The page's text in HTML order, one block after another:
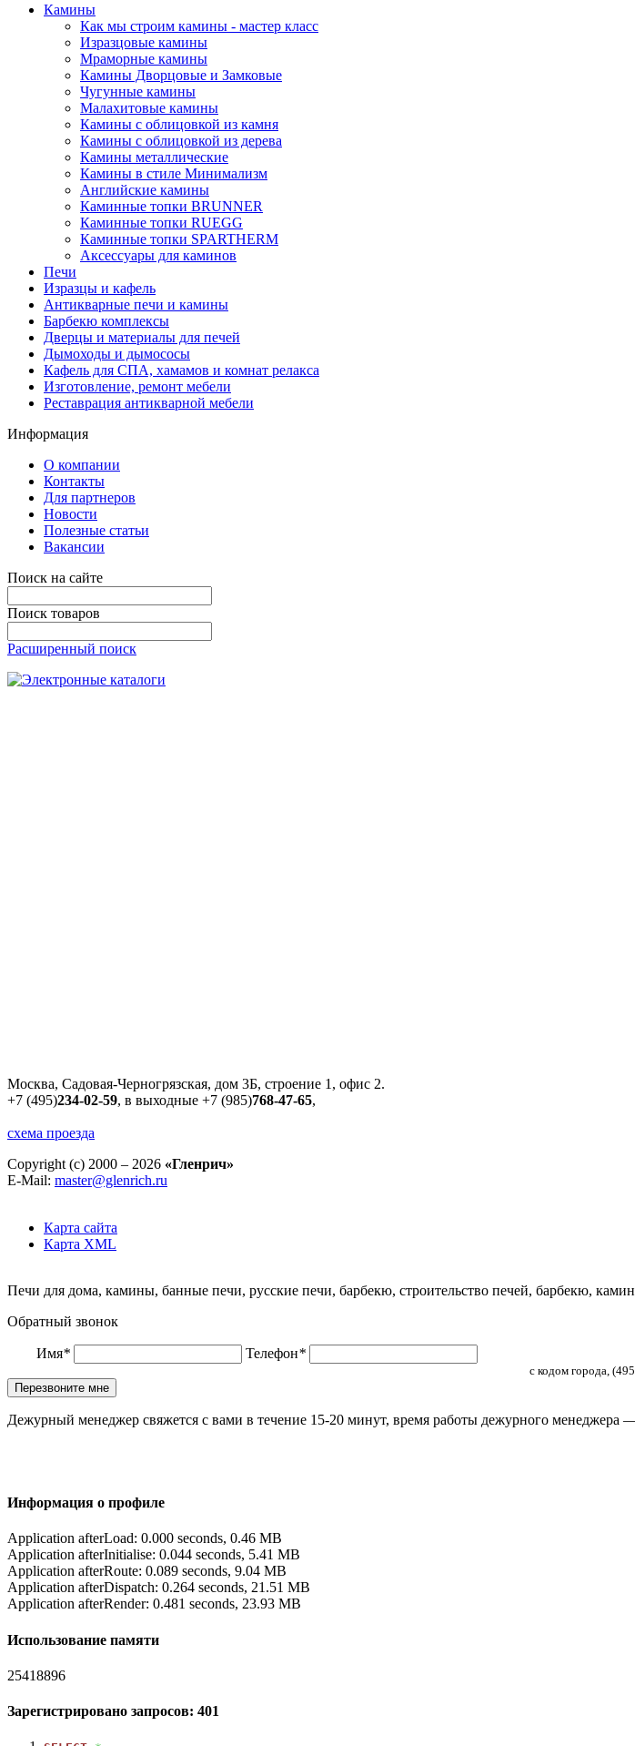
Камины
Как мы строим камины - мастер класс
Изразцовые камины
Мраморные камины
Камины Дворцовые и Замковые
Чугунные камины
Малахитовые камины
Камины с облицовкой из камня
Камины с облицовкой из дерева
Камины металлические
Камины в стиле Минимализм
Английские камины
Каминные топки BRUNNER
Каминные топки RUEGG
Каминные топки SPARTHERM
Аксессуары для каминов
Печи
Изразцы и кафель
Антикварные печи и камины
Барбекю комплексы
Дверцы и материалы для печей
Дымоходы и дымососы
Кафель для СПА, хамамов и комнат релакса
Изготовление, ремонт мебели
Реставрация антикварной мебели
Информация
О компании
Контакты
Для партнеров
Новости
Полезные статьи
Вакансии
Поиск на сайте
Поиск товаров
Расширенный поиск
Москва, Садовая-Черногрязская, дом 3Б, строение 1, офис 2.
+7 (495)234-02-59, в выходные +7 (985)768-47-65,
схема проезда
Copyright (c) 2000 – 2026 «Гленрич»
E-Mail: master@glenrich.ru
Карта сайта
Карта XML
Печи для дома, камины, банные печи, русские печи, барбекю, строительство печей, барбекю,
Обратный звонок
Имя* Телефон*
с кодом города,
Дежурный менеджер свяжется с вами в течение 15-20 минут, время работы дежурного менеджера
Информация о профиле
Application afterLoad: 0.000 seconds, 0.46 MB
Application afterInitialise: 0.044 seconds, 5.41 MB
Application afterRoute: 0.089 seconds, 9.04 MB
Application afterDispatch: 0.264 seconds, 21.51 MB
Application afterRender: 0.481 seconds, 23.93 MB
Использование памяти
25418896
Зарегистрировано запросов: 401